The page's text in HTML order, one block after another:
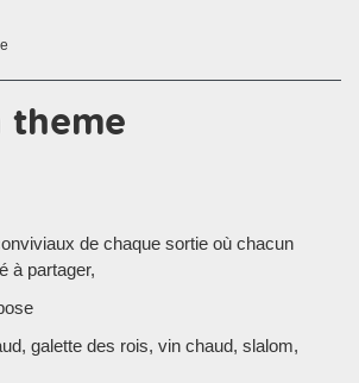
theme
de chaque sortie où chacun
à partager,
galette des rois, vin chaud, slalom,